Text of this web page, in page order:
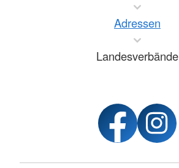
Adressen
Landesverbände